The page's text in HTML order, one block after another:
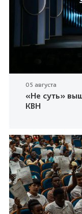
05 августа
«Не суть»
КВН